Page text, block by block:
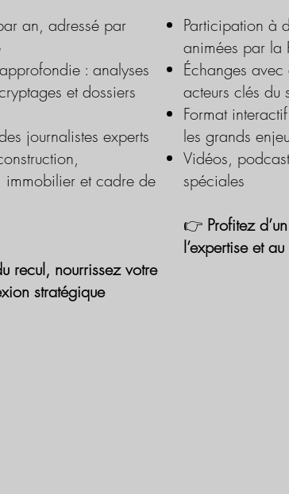
an, adressé par
: analyses
et dossiers
journalistes experts
immobilier et cadre de
recul, nourrissez votre
stratégique
Participation à
animées par la
Échanges avec
acteurs clés du
Format
les grands
Vidéos,
spéciales
👉 Profitez
l’expertise et